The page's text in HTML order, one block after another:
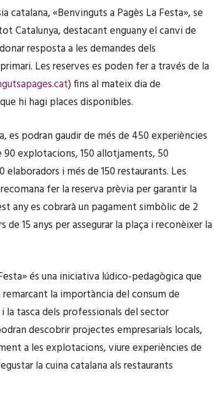
catalana, «Benvinguts a Pagès La Festa», se
Catalunya, destacant enguany el canvi de
resposta a les demandes dels
Les reserves es poden fer a través de la
) fins al mateix dia de
hi hagi places disponibles.
es podran gaudir de més de 450 experiències
explotacions, 150 allotjaments, 50
i més de 150 restaurants. Les
fer la reserva prèvia per garantir la
any es cobrarà un pagament simbòlic de 2
de 15 anys per assegurar la plaça i reconèixer la
és una iniciativa lúdico-pedagògica que
la importància del consum de
tasca dels professionals del sector
descobrir projectes empresarials locals,
a les explotacions, viure experiències de
la cuina catalana als restaurants